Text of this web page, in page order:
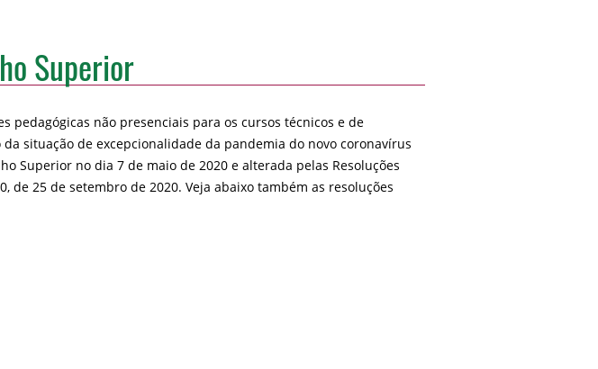
Superior
pedagógicas não presenciais para os cursos técnicos e de
situação de excepcionalidade da pandemia do novo coronavírus
Superior no dia 7 de maio de 2020 e alterada pelas Resoluções
de 25 de setembro de 2020. Veja abaixo também as resoluções